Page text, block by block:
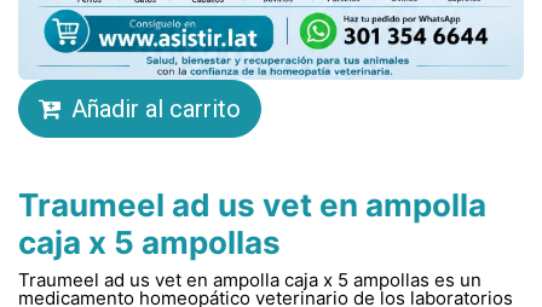
Añadir al carrito
Traumeel ad us vet en ampolla
caja x 5 ampollas
Traumeel ad us vet en ampolla caja x 5 ampollas es un
medicamento homeopático veterinario de los laboratorios